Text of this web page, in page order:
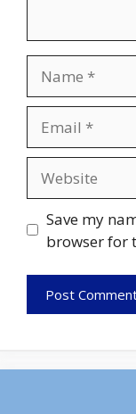
Save my
browser for